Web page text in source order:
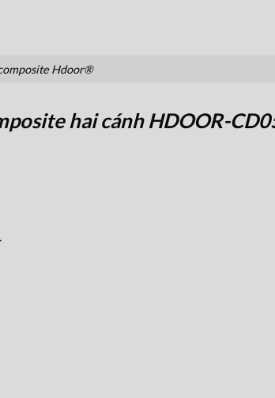
Hdoor®
hai cánh HDOOR-